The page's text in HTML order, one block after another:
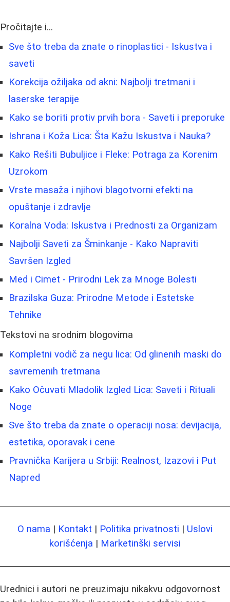
Pročitajte i...
Sve što treba da znate o rinoplastici - Iskustva i
saveti
Korekcija ožiljaka od akni: Najbolji tretmani i
laserske terapije
Kako se boriti protiv prvih bora - Saveti i preporuke
Ishrana i Koža Lica: Šta Kažu Iskustva i Nauka?
Kako Rešiti Bubuljice i Fleke: Potraga za Korenim
Uzrokom
Vrste masaža i njihovi blagotvorni efekti na
opuštanje i zdravlje
Koralna Voda: Iskustva i Prednosti za Organizam
Najbolji Saveti za Šminkanje - Kako Napraviti
Savršen Izgled
Med i Cimet - Prirodni Lek za Mnoge Bolesti
Brazilska Guza: Prirodne Metode i Estetske
Tehnike
Tekstovi na srodnim blogovima
Kompletni vodič za negu lica: Od glinenih maski do
savremenih tretmana
Kako Očuvati Mladolik Izgled Lica: Saveti i Rituali
Noge
Sve što treba da znate o operaciji nosa: devijacija,
estetika, oporavak i cene
Pravnička Karijera u Srbiji: Realnost, Izazovi i Put
Napred
O nama | Kontakt | Politika privatnosti | Uslovi
korišćenja | Marketinški servisi
Urednici i autori ne preuzimaju nikakvu odgovornost